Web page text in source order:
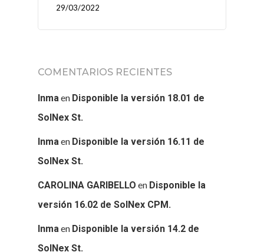
29/03/2022
COMENTARIOS RECIENTES
Inmaen Disponible la versión 18.01 de
SolNex St.
Inmaen Disponible la versión 16.11 de
SolNex St.
CAROLINA GARIBELLO en Disponible la
versión 16.02 de SolNex CPM.
Inmaen Disponible la versión 14.2 de
SolNex St.